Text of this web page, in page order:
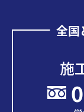
全国
施